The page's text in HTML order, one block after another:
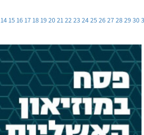
1415161718192021222324252627282930